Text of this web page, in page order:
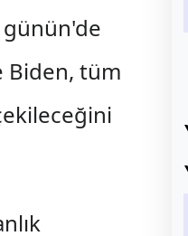
günün'de
Biden, tüm